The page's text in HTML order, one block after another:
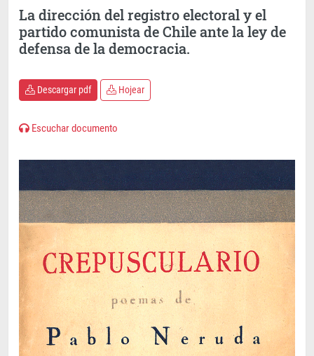
La dirección del registro electoral y el
partido comunista de Chile ante la ley de
defensa de la democracia.
Descargar pdf Hojear
Escuchar documento